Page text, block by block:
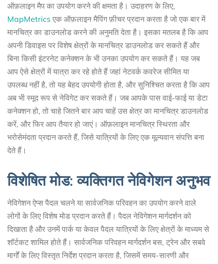
ऑफ़लाइन मैप का उपयोग करने की क्षमता है। उदाहरण के लिए,
MapMetrics एक ऑफ़लाइन मैपिंग फ़ीचर प्रदान करता है जो एक बार में
मानचित्र का डाउनलोड करने की अनुमति देता है। इसका मतलब है कि आप
अपनी डिवाइस पर विशेष क्षेत्रों के मानचित्र डाउनलोड कर सकते हैं और
बिना किसी इंटरनेट कनेक्शन के भी उनका उपयोग कर सकते हैं। यह जब
आप ऐसे क्षेत्रों में यात्रा कर रहे होते हैं जहां नेटवर्क कवरेज सीमित या
उपलब्ध नहीं है, तो यह बेहद उपयोगी होता है, और सुनिश्चित करता है कि आप
अब भी स्मूद रूप से नेविगेट कर सकते हैं। जब आपके पास वाई-फाई या डेटा
कनेक्शन हो, तो चाहे जितने बार आप चाहें उस क्षेत्र का मानचित्र डाउनलोड
करें, और फिर आप तैयार हो जाएं। ऑफ़लाइन मानचित्र स्थिरता और
भरोसेमंदता प्रदान करते हैं, जिसे यात्रियों के लिए एक मूल्यवान संपत्ति बना
देते हैं।
विशेषित मोड: व्यक्तिगत नेविगेशन अनुभव
नेविगेशन ऐप्स पैदल चलने या सार्वजनिक परिवहन का उपयोग करने वाले
लोगों के लिए विशेष मोड प्रदान करते हैं। पैदल नेविगेशन मार्गदर्शन को
दिखाता है और उनमें पार्क या केवल पैदल यात्रियों के लिए क्षेत्रों के माध्यम से
शॉर्टकट शामिल होते हैं। सार्वजनिक परिवहन मार्गदर्शन बस, ट्रेन और सबवे
मार्गों के लिए विस्तृत निर्देश प्रदान करता है, जिसमें समय-सारणी और